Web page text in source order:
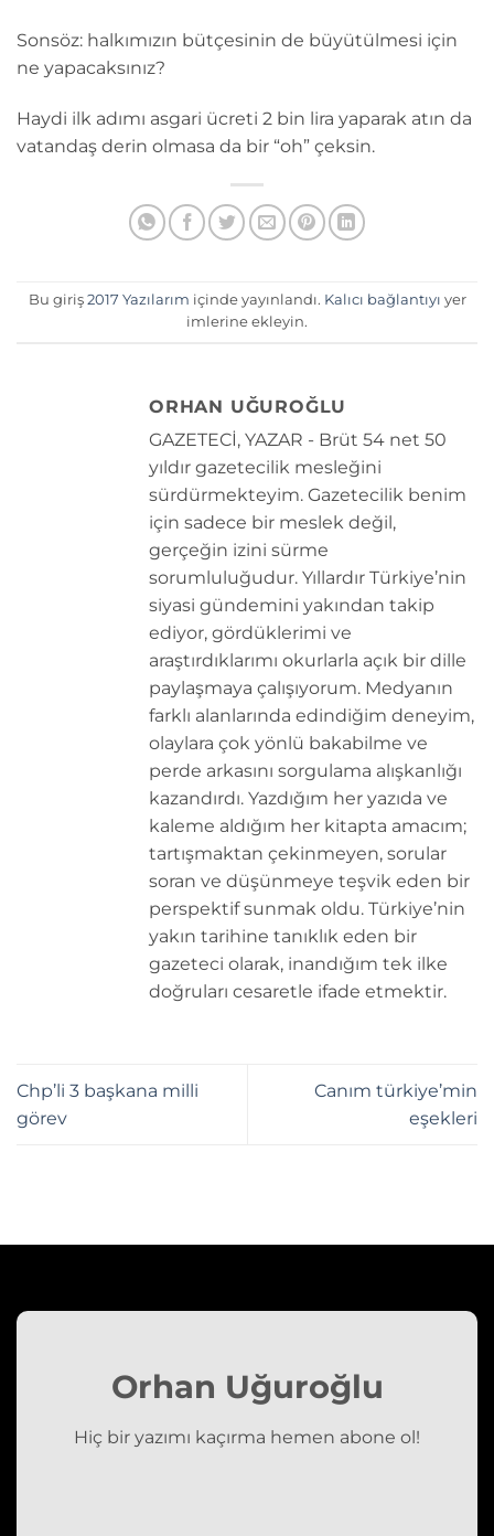
Sonsöz: halkımızın bütçesinin de büyütülmesi için
ne yapacaksınız?
Haydi ilk adımı asgari ücreti 2 bin lira yaparak atın da
vatandaş derin olmasa da bir “oh” çeksin.
Bu giriş 2017 Yazılarım içinde yayınlandı. Kalıcı bağlantıyı yer
imlerine ekleyin.
ORHAN UĞUROĞLU
GAZETECİ, YAZAR - Brüt 54 net 50
yıldır gazetecilik mesleğini
sürdürmekteyim. Gazetecilik benim
için sadece bir meslek değil,
gerçeğin izini sürme
sorumluluğudur. Yıllardır Türkiye’nin
siyasi gündemini yakından takip
ediyor, gördüklerimi ve
araştırdıklarımı okurlarla açık bir dille
paylaşmaya çalışıyorum. Medyanın
farklı alanlarında edindiğim deneyim,
olaylara çok yönlü bakabilme ve
perde arkasını sorgulama alışkanlığı
kazandırdı. Yazdığım her yazıda ve
kaleme aldığım her kitapta amacım;
tartışmaktan çekinmeyen, sorular
soran ve düşünmeye teşvik eden bir
perspektif sunmak oldu. Türkiye’nin
yakın tarihine tanıklık eden bir
gazeteci olarak, inandığım tek ilke
doğruları cesaretle ifade etmektir.
Chp’li 3 başkana milli
görev
Canım türkiye’min
eşekleri
Orhan Uğuroğlu
Hiç bir yazımı kaçırma hemen abone ol!